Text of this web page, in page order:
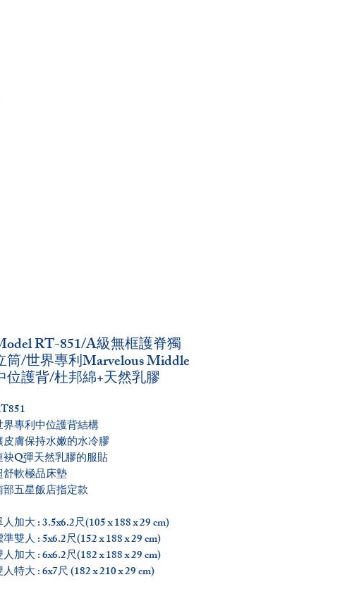
RT-851/A級無框護脊獨
筒/世界專利Marvelous Middle
位護背/杜邦綿+天然乳膠
界專利中位護背結構
皮膚保持水嫩的水冷膠
袂Q彈天然乳膠的服貼
舒軟極品床墊
部五星飯店指定款
加大 : 3.5x6.2尺(105 x 188 x 29 cm)
雙人 : 5x6.2尺(152 x 188 x 29 cm)
加大 : 6x6.2尺(182 x 188 x 29 cm)
特大 : 6x7尺 (182 x 210 x 29 cm)